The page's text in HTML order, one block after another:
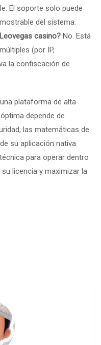
El soporte solo puede
del sistema.
casino? No. Está
(por IP,
la confiscación de
plataforma de alta
depende de
las matemáticas de
su aplicación nativa.
para operar dentro
licencia y maximizar la